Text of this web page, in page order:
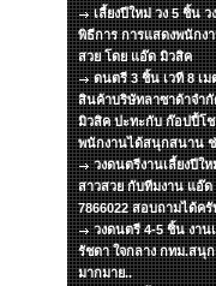
เลี้ยงปีใหม่ วง 5 ชิ้น
พิธีการ การแสดงพนักง
สวย โดย แอ๊ด มิวสิค
ดนตรี 3 ชิ้น เวที 8 เม
สินค้าบริษัทลาซาด้าจำ
มิวสิค ปะทะกับ ก๊อปปี้โ
พนักงานได้สนุกสนาน ช่
วงดนตรีงานเลี้ยงปีใ
สาวสวย กับทีมงาน แอ๊
7866022 สอบถามได้ค
วงดนตรี 4-5 ชิ้น งาน
รัชดา ใจกลาง กทม.สนุ
มากมาย..